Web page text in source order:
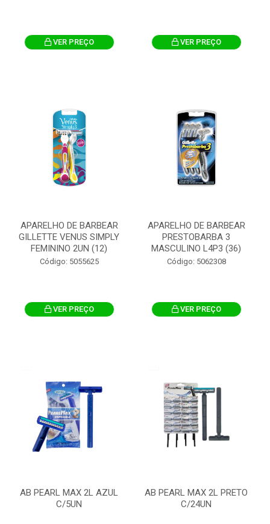
VER PREÇO VER PREÇO
APARELHO DE BARBEAR
GILLETTE VENUS SIMPLY
FEMININO 2UN (12)
Código: 5055625
VER PREÇO
APARELHO DE BARBEAR
PRESTOBARBA 3
MASCULINO L4P3 (36)
Código: 5062308
VER PREÇO
AB PEARL MAX 2L AZUL
C/5UN
AB PEARL MAX 2L PRETO
C/24UN